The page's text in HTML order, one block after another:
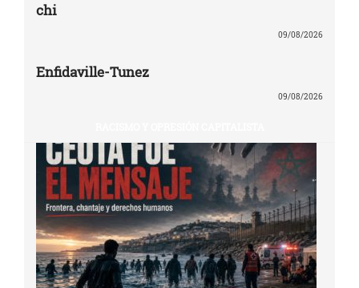
chi
09/08/2026
Enfidaville-Tunez
09/08/2026